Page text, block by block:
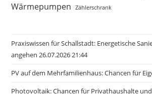
Wärmepumpen Zählerschrank
Praxiswissen für Schallstadt: Energetische
angehen 26.07.2026 21:44
PV auf dem Mehrfamilienhaus: Chancen für
Photovoltaik: Chancen für Privathaushalte